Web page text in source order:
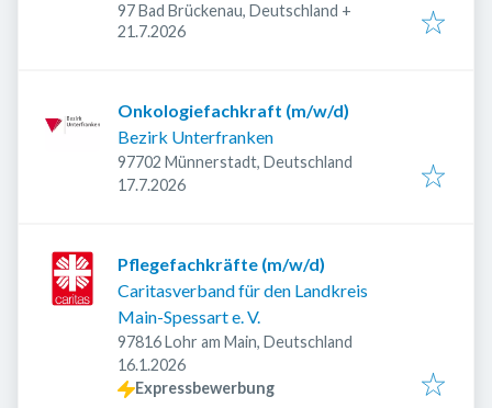
97 Bad Brückenau, Deutschland +
Veröffentlicht
21.7.2026
Onkologiefachkraft (m/w/d)
Bezirk Unterfranken
97702 Münnerstadt, Deutschland
Veröffentlicht
17.7.2026
Pflegefachkräfte (m/w/d)
Caritasverband für den Landkreis
Main-Spessart e. V.
97816 Lohr am Main, Deutschland
Veröffentlicht
16.1.2026
Expressbewerbung